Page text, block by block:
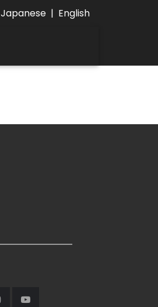
Japanese | English